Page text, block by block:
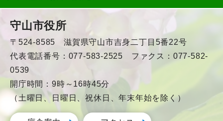
守山市役所
〒524-8585 滋賀県守山市吉身二丁目5番22号
代表電話番号：077-583-2525 ファクス：077-582-
0539
開庁時間：9時～16時45分
（土曜日、日曜日、祝休日、年末年始を除く）